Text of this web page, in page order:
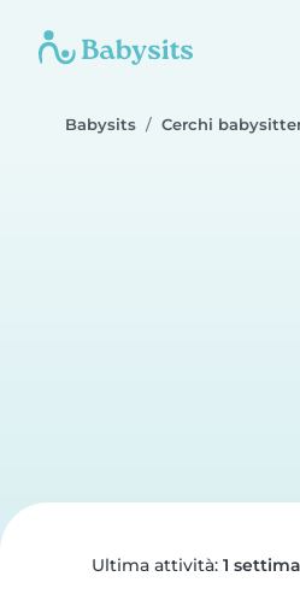
Babysits Cerchi
Ultima attività: 1